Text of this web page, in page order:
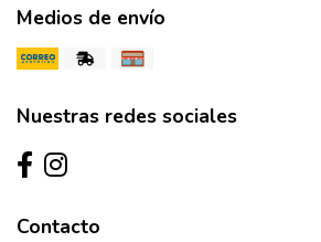
Medios de envío
Nuestras redes sociales
Contacto